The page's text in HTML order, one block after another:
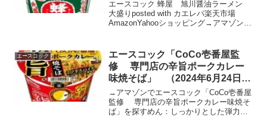
エースコック 蜂屋 旭川醤油ラーメン
大盛りposted with カエレバ楽天市場
AmazonYahooショッピング→アマゾンで
丸刃のめんです。口の中で存在感をしっ
かり...
エースコック
エースコック「CoCo壱番屋監
修 専門店の辛旨ポークカレー
味焼そば」 （2024年6月24日
新発売）
→アマゾンでエースコック「CoCo壱番屋
監修 専門店の辛旨ポークカレー味焼そ
ば」を探すめん：しっかりとした弾力と